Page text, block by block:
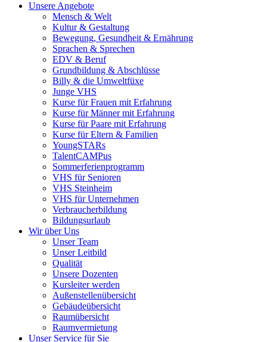
Unsere Angebote
Mensch & Welt
Kultur & Gestaltung
Bewegung, Gesundheit & Ernährung
Sprachen & Sprechen
EDV & Beruf
Grundbildung & Abschlüsse
Billy & die Umweltfüxe
Junge VHS
Kurse für Frauen mit Erfahrung
Kurse für Männer mit Erfahrung
Kurse für Paare mit Erfahrung
Kurse für Eltern & Familien
YoungSTARs
TalentCAMPus
Sommerferienprogramm
VHS für Senioren
VHS Steinheim
VHS für Unternehmen
Verbraucherbildung
Bildungsurlaub
Wir über Uns
Unser Team
Unser Leitbild
Qualität
Unsere Dozenten
Kursleiter werden
Außenstellenübersicht
Gebäudeübersicht
Raumübersicht
Raumvermietung
Unser Service für Sie